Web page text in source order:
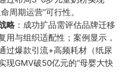
周期运营”可行性。
略：成功扩品需评估品牌迁移
用与组织适配性；案例显示，
过爆款引流+高频耗材（纸尿
现GMV破50亿元的“母婴大快